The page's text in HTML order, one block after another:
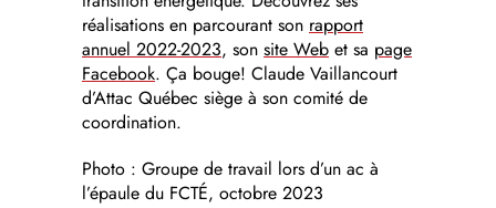
réalisations en parcourant son rapport
annuel 2022-2023, son site Web et sa page
Facebook. Ça bouge! Claude Vaillancourt
d’Attac Québec siège à son comité de
coordination.
Photo : Groupe de travail lors d’un ac à
l’épaule du FCTÉ, octobre 2023